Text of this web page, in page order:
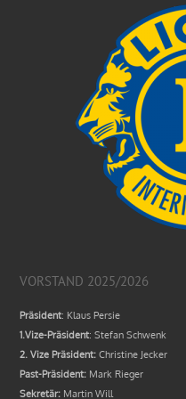
VORSTAND 2025/2026
Präsident: Klaus Persie
1.Vize-Präsident: Stefan Schwenk
2. Vize Präsident: Christine Jecker
Past-Präsident: Mark Rieger
Sekretär: Martin Will